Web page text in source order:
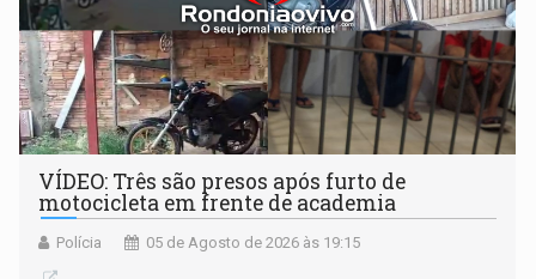
VÍDEO: Três são presos após furto de
motocicleta em frente de academia
Polícia 05 de Agosto de 2026 às 19:15